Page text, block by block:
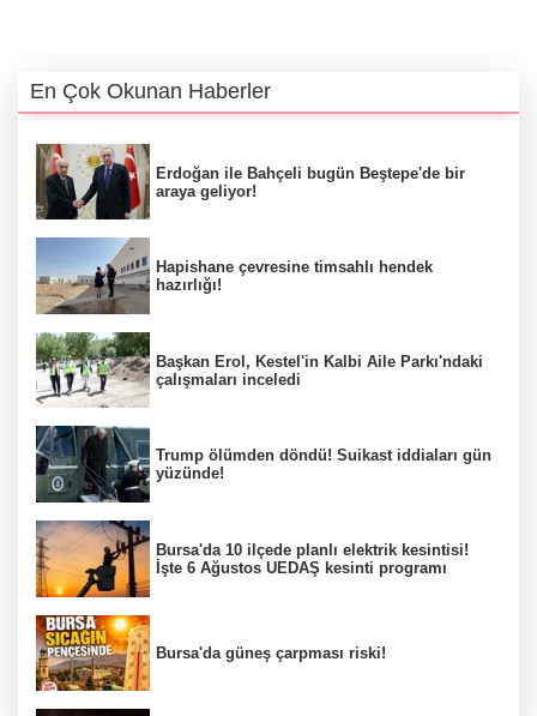
En Çok Okunan Haberler
Erdoğan ile Bahçeli bugün Beştepe'de bir
araya geliyor!
Hapishane çevresine timsahlı hendek
hazırlığı!
Başkan Erol, Kestel'in Kalbi Aile Parkı'ndaki
çalışmaları inceledi
Trump ölümden döndü! Suikast iddiaları gün
yüzünde!
Bursa'da 10 ilçede planlı elektrik kesintisi!
İşte 6 Ağustos UEDAŞ kesinti programı
Bursa'da güneş çarpması riski!